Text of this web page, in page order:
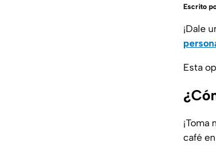
Escrito
¡Dale
Esta
¡Toma
café